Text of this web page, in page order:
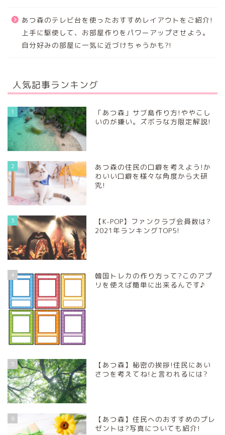
あつ森のテレビ台を使ったおすすめレイアウトをご紹介!
上手に駆使して、お部屋作りをパワーアップさせよう。
自分好みの部屋に一気に近づけちゃうかも?!
人気記事ランキング
1
「あつ森」サブ島作り方!ややこし
いのが嫌い。ズボラな方限定解説!
2
あつ森の住民の口癖を考えよう!か
わいい口癖を様々な角度から大研
究!
3
【K-POP】ファンクラブ会員数は?
2021年ランキングTOP5!
4
韓国トレカの作り方って?このアプ
リを使えば簡単に出来るんです♪
5
【あつ森】秘密の挨拶!住民にあい
さつを考えてね!と言われるには?
6
【あつ森】住民へのおすすめのプレ
ゼントは?写真についても紹介!